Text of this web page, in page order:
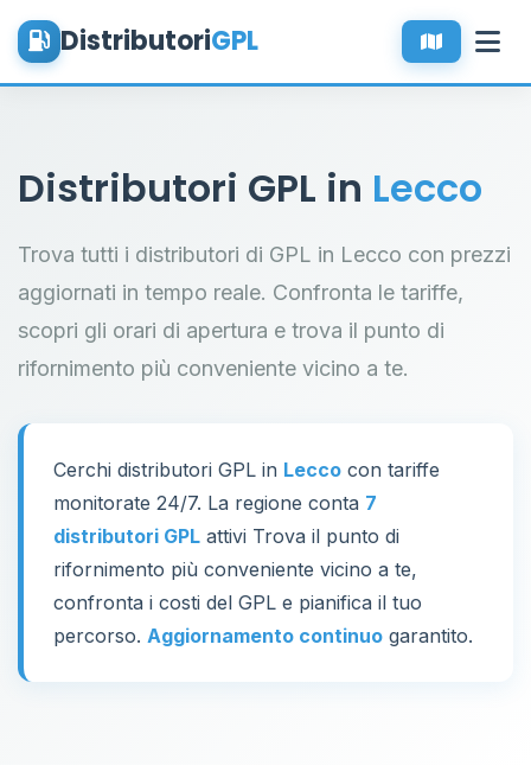
DistributoriGPL
Distributori GPL in Lecco
Trova tutti i distributori di GPL in Lecco con prezzi
aggiornati in tempo reale. Confronta le tariffe,
scopri gli orari di apertura e trova il punto di
rifornimento più conveniente vicino a te.
Cerchi distributori GPL in Lecco con tariffe
monitorate 24/7. La regione conta 7
distributori GPL attivi Trova il punto di
rifornimento più conveniente vicino a te,
confronta i costi del GPL e pianifica il tuo
percorso. Aggiornamento continuo garantito.